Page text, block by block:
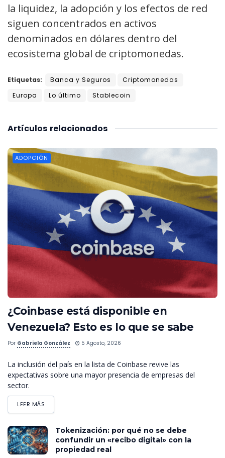
la liquidez, la adopción y los efectos de red
siguen concentrados en activos
denominados en dólares dentro del
ecosistema global de criptomonedas.
Etiquetas: Banca y Seguros
Criptomonedas
Europa
Lo último Stablecoin
relacionados
Artículos
ADOPCIÓN
¿Coinbase está disponible en
Venezuela? Esto es lo que se sabe
Por Gabriela González 5 Agosto, 2026
La inclusión del país en la lista de Coinbase revive las
expectativas sobre una mayor presencia de empresas del
sector.
LEER MÁS
Tokenización: por qué no se debe
confundir un «recibo digital» con la
propiedad real